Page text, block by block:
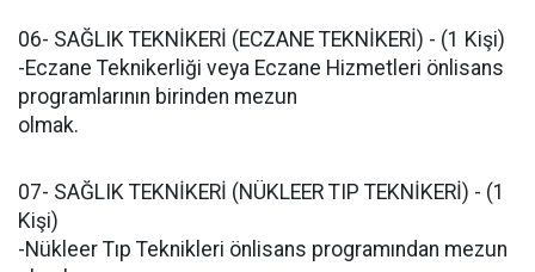
06- SAĞLIK TEKNİKERİ (ECZANE TEKNİKERİ) - (1 Kişi)
-Eczane Teknikerliği veya Eczane Hizmetleri önlisans
programlarının birinden mezun
olmak.
07- SAĞLIK TEKNİKERİ (NÜKLEER TIP TEKNİKERİ) - (1
Kişi)
-Nükleer Tıp Teknikleri önlisans programından mezun